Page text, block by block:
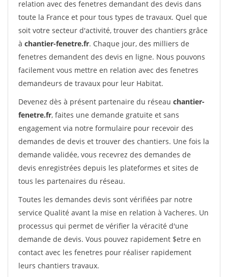
relation avec des fenetres demandant des devis dans
toute la France et pour tous types de travaux. Quel que
soit votre secteur d'activité, trouver des chantiers grâce
à chantier-fenetre.fr. Chaque jour, des milliers de
fenetres demandent des devis en ligne. Nous pouvons
facilement vous mettre en relation avec des fenetres
demandeurs de travaux pour leur Habitat.
Devenez dès à présent partenaire du réseau chantier-
fenetre.fr, faites une demande gratuite et sans
engagement via notre formulaire pour recevoir des
demandes de devis et trouver des chantiers. Une fois la
demande validée, vous recevrez des demandes de
devis enregistrées depuis les plateformes et sites de
tous les partenaires du réseau.
Toutes les demandes devis sont vérifiées par notre
service Qualité avant la mise en relation à Vacheres. Un
processus qui permet de vérifier la véracité d'une
demande de devis. Vous pouvez rapidement $etre en
contact avec les fenetres pour réaliser rapidement
leurs chantiers travaux.